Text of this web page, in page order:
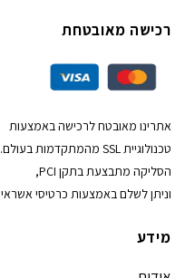
רכישה מאובטחת
אתרינו מאובטח לרכישה באמצעות
טכנולוגיית SSL מהמתקדמות בעולם.
הסליקה מתבצעת בתקן PCI,
וניתן לשלם באמצעות כרטיסי אשראי
מידע